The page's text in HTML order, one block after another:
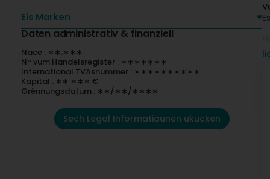
Eis Marken
Daten administrativ & finanziell
Nace : ∗∗.∗∗∗
N° vum Handelsregister : ∗∗∗∗∗∗∗
International TVAsnummer : ∗∗∗∗∗∗∗∗∗∗
Kapital : ∗∗ ∗∗∗ €
Grënnungsdatum : ∗∗/∗∗/∗∗∗∗
Sech Legal Informatiounen ukucken